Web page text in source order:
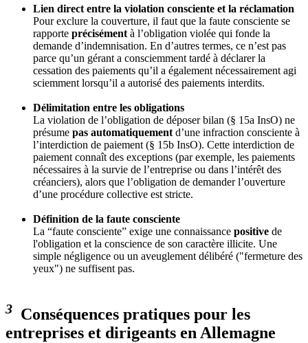
Lien direct entre la violation consciente et la réclamation
Pour exclure la couverture, il faut que la faute consciente se
rapporte précisémentà l’obligation violée qui fonde la
demande d’indemnisation. En d’autres termes, ce n’est pas
parce qu’un gérant a consciemment tardé à déclarer la
cessation des paiements qu’il a également nécessairement agi
sciemment lorsqu’il a autorisé des paiements interdits.
Délimitation entre les obligations
La violation de l’obligation de déposer bilan (§ 15a InsO) ne
présume pas automatiquementd’une infraction consciente à
l’interdiction de paiement (§ 15b InsO). Cette interdiction de
paiement connaît des exceptions (par exemple, les paiements
nécessaires à la survie de l’entreprise ou dans l’intérêt des
créanciers), alors que l’obligation de demander l’ouverture
d’une procédure collective est stricte.
Définition de la faute consciente
La “faute consciente” exige une connaissance positive de
l'obligation et la conscience de son caractère illicite. Une
simple négligence ou un aveuglement délibéré ("fermeture des
yeux") ne suffisent pas.
3 Conséquences pratiques pour les
entreprises et dirigeants en Allemagne